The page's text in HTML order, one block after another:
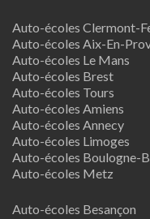
Auto-écoles Clermont-
Auto-écoles Aix-En-
Auto-écoles Le Mans
Auto-écoles Brest
Auto-écoles Tours
Auto-écoles Amiens
Auto-écoles Annecy
Auto-écoles Limoges
Auto-écoles Boulogne-
Auto-écoles Metz
Auto-écoles Besançon